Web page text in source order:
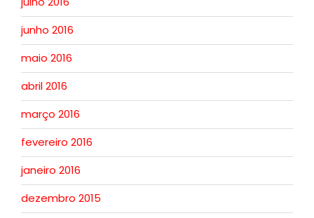
junho 2016
maio 2016
abril 2016
março 2016
fevereiro 2016
janeiro 2016
dezembro 2015